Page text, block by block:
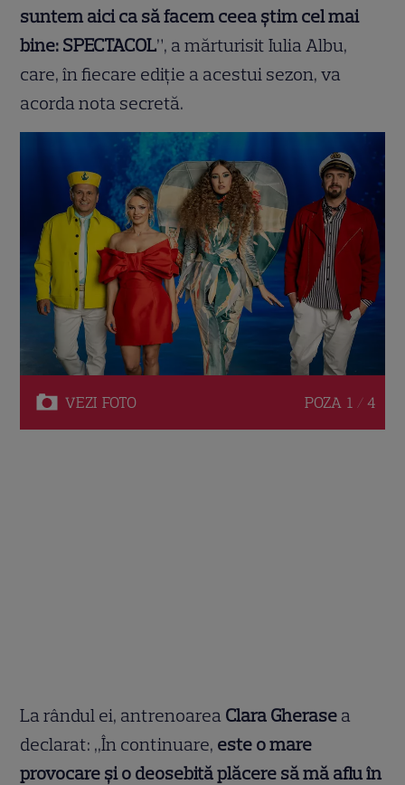
suntem aici ca să facem ceea știm cel mai
bine: SPECTACOL”, a mărturisit Iulia Albu,
care, în fiecare ediție a acestui sezon, va
acorda nota secretă.
VEZI FOTO POZA 1 / 4
La rândul ei, antrenoarea Clara Gherase a
declarat: ,,În continuare, este o mare
provocare și o deosebită plăcere să mă aflu în